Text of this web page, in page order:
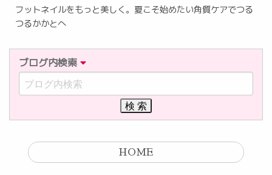
フットネイルをもっと美しく。夏こそ始めたい角質ケアでつる
つるかかとへ
ブログ内検索
HOME